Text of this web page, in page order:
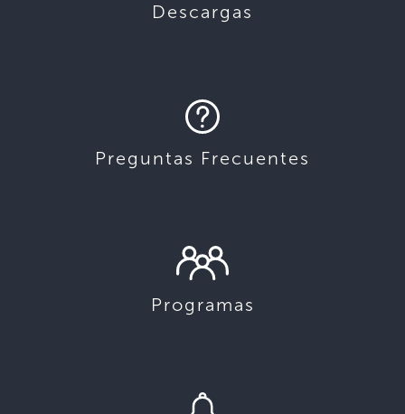
Descargas
Preguntas Frecuentes
Programas